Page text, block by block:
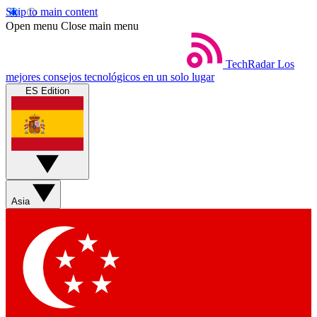
Skip to main content
Open menu Close main menu
TechRadar Los
mejores consejos tecnológicos en un solo lugar
ES Edition
Asia